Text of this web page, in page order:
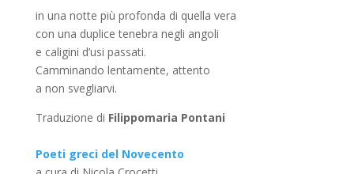
in una notte più profonda di quella vera
con una duplice tenebra negli angoli
e caligini d’usi passati.
Camminando lentamente, attento
a non svegliarvi.
Traduzione di Filippomaria Pontani
Poeti greci del Novecento